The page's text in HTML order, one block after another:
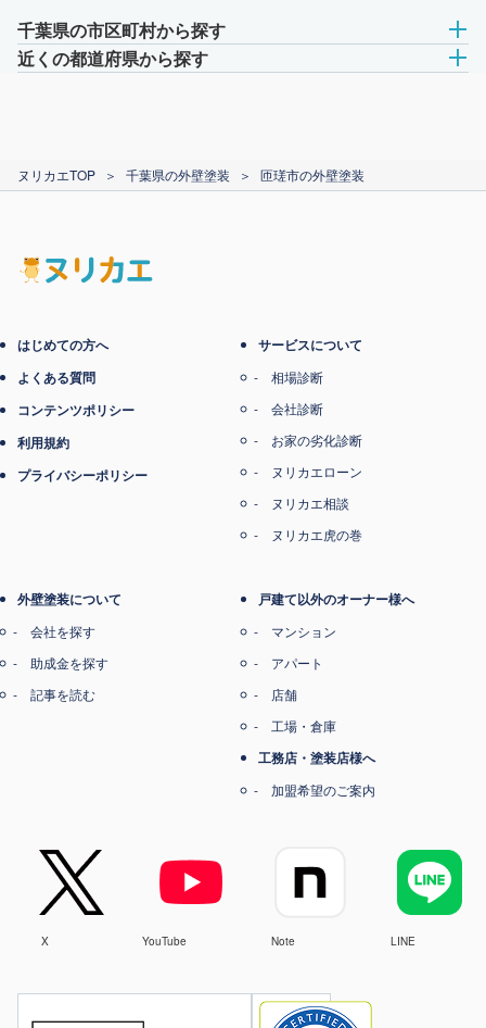
千葉県の市区町村から探す
近くの都道府県から探す
ヌリカエTOP ＞ 千葉県の外壁塗装 ＞ 匝瑳市の外壁塗装
はじめての方へ
よくある質問
コンテンツポリシー
利用規約
プライバシーポリシー
サービスについて
相場診断
会社診断
お家の劣化診断
ヌリカエローン
ヌリカエ相談
ヌリカエ虎の巻
外壁塗装について
会社を探す
助成金を探す
記事を読む
戸建て以外のオーナー様へ
マンション
アパート
店舗
工場・倉庫
工務店・塗装店様へ
加盟希望のご案内
X YouTube Note LINE